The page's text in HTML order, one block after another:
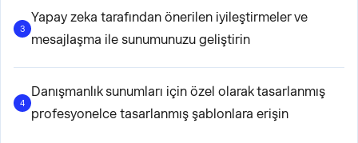
3
Yapay zeka tarafından önerilen iyileştirmeler ve
mesajlaşma ile sunumunuzu geliştirin
4
Danışmanlık sunumları için özel olarak tasarlanmış
profesyonelce tasarlanmış şablonlara erişin